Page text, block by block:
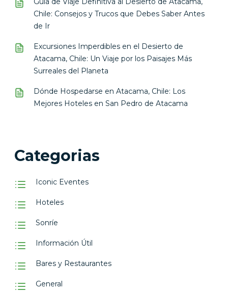
Chile: Consejos y Trucos que Debes Saber Antes
de Ir
Excursiones Imperdibles en el Desierto de
Atacama, Chile: Un Viaje por los Paisajes Más
Surreales del Planeta
Dónde Hospedarse en Atacama, Chile: Los
Mejores Hoteles en San Pedro de Atacama
Categorias
Iconic Eventes
Hoteles
Sonríe
Información Útil
Bares y Restaurantes
General